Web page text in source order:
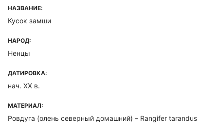
НАЗВАНИЕ:
Кусок замши
НАРОД:
Ненцы
ДАТИРОВКА:
нач. ХХ в.
МАТЕРИАЛ:
Ровдуга (олень северный домашний) – Rangifer tarandus